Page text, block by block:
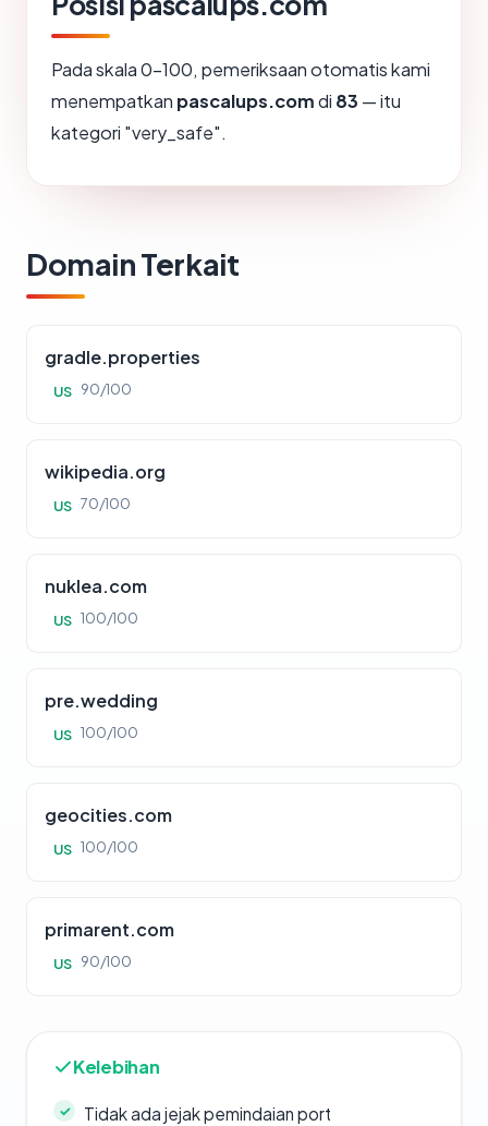
Pada skala 0-100, pemeriksaan otomatis kami
menempatkan pascalups.comdi 83 — itu
kategori "very_safe".
Domain Terkait
gradle.properties
US 90/100
wikipedia.org
US 70/100
nuklea.com
US 100/100
pre.wedding
US 100/100
geocities.com
US 100/100
primarent.com
US 90/100
Kelebihan
Tidak ada jejak pemindaian port